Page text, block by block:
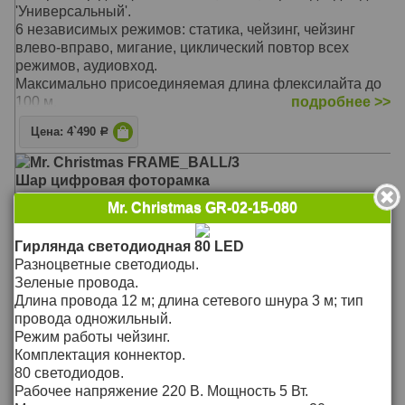
'Универсальный'.
6 независимых режимов: статика, чейзинг, чейзинг
влево-вправо, мигание, циклический повтор всех
режимов, аудиовход.
Максимально присоединяемая длина флексилайта до
100 м.
подробнее >>
Цена: 4`490 Р
Mr. Christmas FRAME_BALL/3
Шар цифровая фоторамка
Диаметр: 65 мм.
Цвет: золотой.
Комплектность: 2 батарейки АА.
Персонализация: гравировка и шильды.
Возможность записать 100 визуальных образов, слайд
шоу, USB-порт, часы/дата.
Цена: 880 Р
Mr. Christmas DLLD-864/1
Гирлянда светодиодная "Дождь", Высота h=3,5м;
Цвет -теплый белый с flash
Mr. Christmas GR-02-15-080
Гирлянда светодиодная 80 LED
Разноцветные светодиоды.
Зеленые провода.
Длина провода 12 м; длина сетевого шнура 3 м; тип
провода одножильный.
Режим работы чейзинг.
Комплектация коннектор.
80 светодиодов.
Рабочее напряжение 220 В. Мощность 5 Вт.